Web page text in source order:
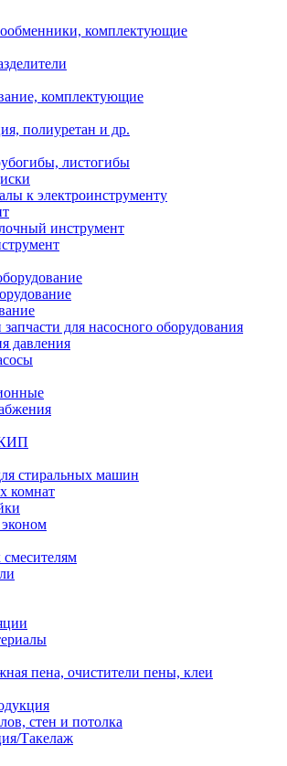
комплектующие
комплектующие
полиуретан и др.
листогибы
к электроинструменту
инструмент
для насосного оборудования
давления
КИП
стиральных машин
комнат
пена, очистители пены, клеи
стен и потолка
Такелаж